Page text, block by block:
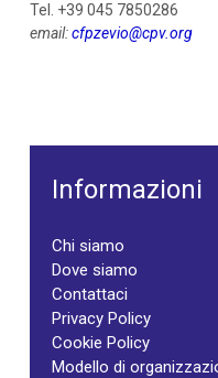
Tel. +39 045 7850286
email:cfpzevio@cpv.org
Informazioni
Chi siamo
Dove siamo
Contattaci
Privacy Policy
Cookie Policy
Modello di